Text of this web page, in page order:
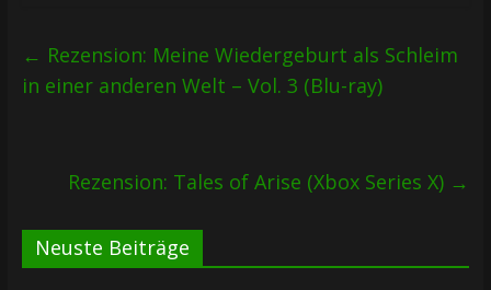
← Rezension: Meine Wiedergeburt als Schleim
in einer anderen Welt – Vol. 3 (Blu-ray)
Rezension: Tales of Arise (Xbox Series X) →
Neuste Beiträge